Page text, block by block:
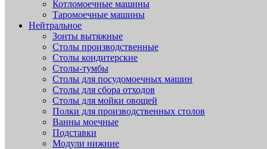
Котломоечные машины
Таромоечные машины
Нейтральное
Зонты вытяжные
Столы производственные
Столы кондитерские
Столы-тумбы
Столы для посудомоечных машин
Столы для сбора отходов
Столы для мойки овощей
Полки для производственных столов
Ванны моечные
Подставки
Модули нижние